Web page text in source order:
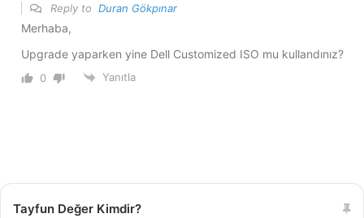
Reply to Duran Gökpınar
Merhaba,
Upgrade yaparken yine Dell Customized ISO mu kullandınız?
0 Yanıtla
Tayfun Değer Kimdir?